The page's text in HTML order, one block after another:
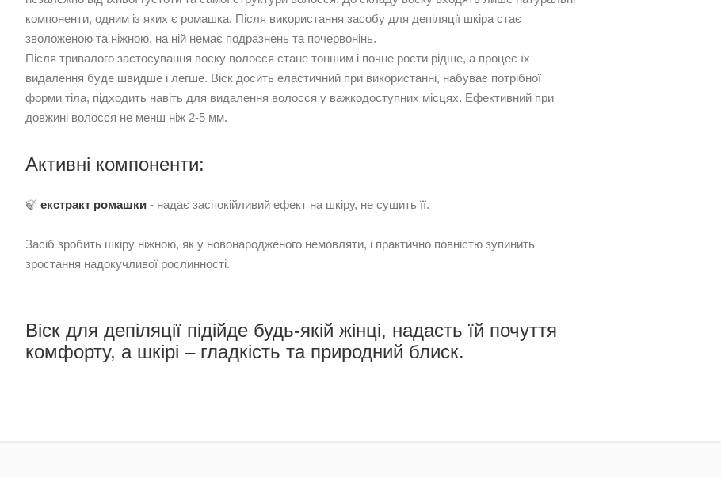
компоненти, одним із яких є ромашка. Після використання засобу для депіляції шкіра стає
зволоженою та ніжною, на ній немає подразнень та почервонінь.
Після тривалого застосування воску волосся стане тоншим і почне рости рідше, а процес їх
видалення буде швидше і легше. Віск досить еластичний при використанні, набуває потрібної
форми тіла, підходить навіть для видалення волосся у важкодоступних місцях. Ефективний при
довжині волосся не менш ніж 2-5 мм.
Активні компоненти:
🍃 екстракт ромашки - надає заспокійливий ефект на шкіру, не сушить її.
Засіб зробить шкіру ніжною, як у новонародженого немовляти, і практично повністю зупинить
зростання надокучливої рослинності.
Віск для депіляції підійде будь-якій жінці, надасть їй почуття
комфорту, а шкірі – гладкість та природний блиск.